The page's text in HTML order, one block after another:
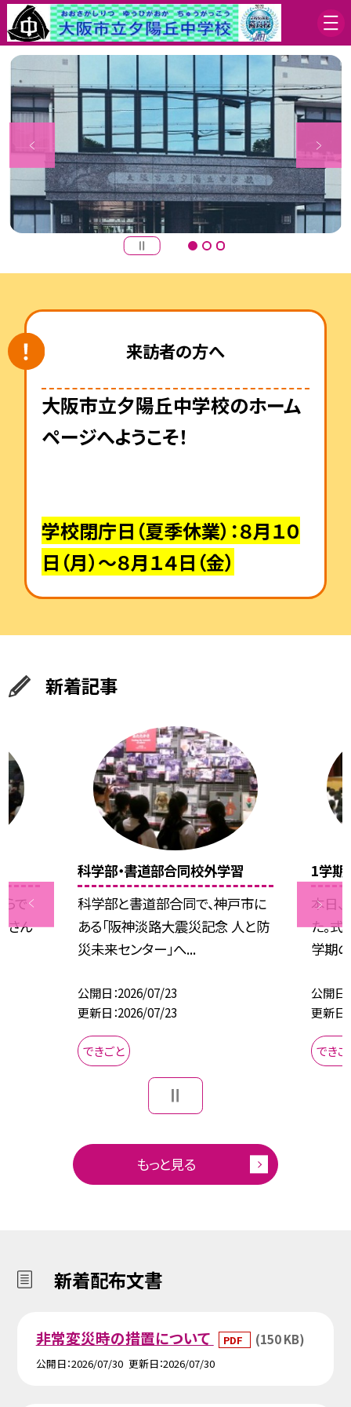
来訪者の方へ
大阪市立夕陽丘中学校のホーム
ページへようこそ！
学校閉庁日（夏季休業）：８月１０
日（月）～８月１４日（金）
新着記事
で
さん
科学部・書道部合同校外学習
科学部と書道部合同で、神戸市に
ある「阪神淡路大震災記念 人と防
災未来センター」へ...
公開日 2026/07/23
更新日 2026/07/23
できごと
1学期
本日
た。式
学期の
公開日
更新日
できご
もっと見る
新着配布文書
非常変災時の措置について PDF (150 KB)
公開日 2026/07/30 更新日 2026/07/30